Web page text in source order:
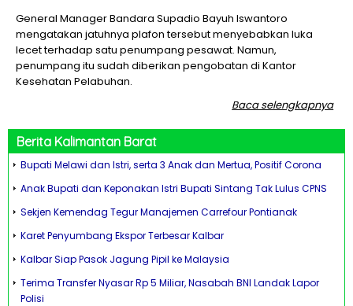
General Manager Bandara Supadio Bayuh Iswantoro
mengatakan jatuhnya plafon tersebut menyebabkan luka
lecet terhadap satu penumpang pesawat. Namun,
penumpang itu sudah diberikan pengobatan di Kantor
Kesehatan Pelabuhan.
Baca selengkapnya
Berita Kalimantan Barat
Bupati Melawi dan Istri, serta 3 Anak dan Mertua, Positif Corona
Anak Bupati dan Keponakan Istri Bupati Sintang Tak Lulus CPNS
Sekjen Kemendag Tegur Manajemen Carrefour Pontianak
Karet Penyumbang Ekspor Terbesar Kalbar
Kalbar Siap Pasok Jagung Pipil ke Malaysia
Terima Transfer Nyasar Rp 5 Miliar, Nasabah BNI Landak Lapor
Polisi